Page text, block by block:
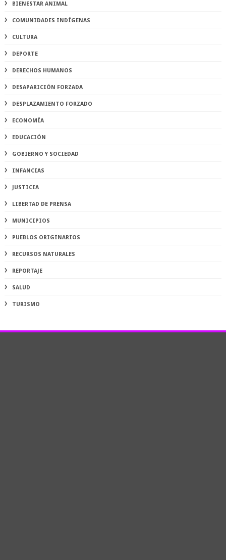
BIENESTAR ANIMAL
COMUNIDADES INDÍGENAS
CULTURA
DEPORTE
DERECHOS HUMANOS
DESAPARICIÓN FORZADA
DESPLAZAMIENTO FORZADO
ECONOMÍA
EDUCACIÓN
GOBIERNO Y SOCIEDAD
INFANCIAS
JUSTICIA
LIBERTAD DE PRENSA
MUNICIPIOS
PUEBLOS ORIGINARIOS
RECURSOS NATURALES
REPORTAJE
SALUD
TURISMO